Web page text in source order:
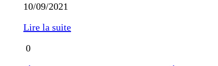
10/09/2021
Lire la suite
0